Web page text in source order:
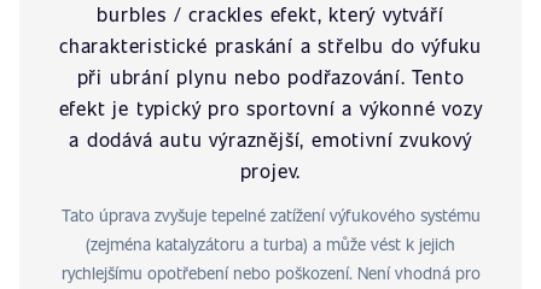
burbles / crackles efekt, který vytváří
charakteristické praskání a střelbu do výfuku
při ubrání plynu nebo podřazování. Tento
efekt je typický pro sportovní a výkonné vozy
a dodává autu výraznější, emotivní zvukový
projev.
Tato úprava zvyšuje tepelné zatížení výfukového systému
(zejména katalyzátoru a turba) a může vést k jejich
rychlejšímu opotřebení nebo poškození. Není vhodná pro